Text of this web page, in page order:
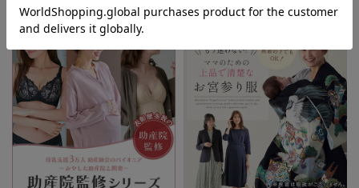
ぷくダブルガーゼパジャマシリーズ
セレモニー6シーン